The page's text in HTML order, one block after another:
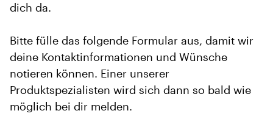
dich da.
Bitte fülle das folgende Formular aus, damit wir
deine Kontaktinformationen und Wünsche
notieren können. Einer unserer
Produktspezialisten wird sich dann so bald wie
möglich bei dir melden.